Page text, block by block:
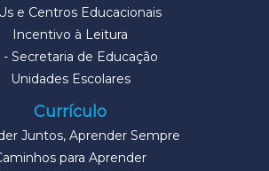
e Centros Educacionais
Incentivo à Leitura
- Secretaria de Educação
Unidades Escolares
Currículo
Juntos, Aprender Sempre
para Aprender